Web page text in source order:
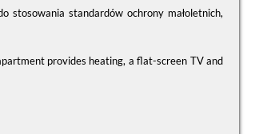
standardów ochrony małoletnich,
provides heating, a flat-screen TV and